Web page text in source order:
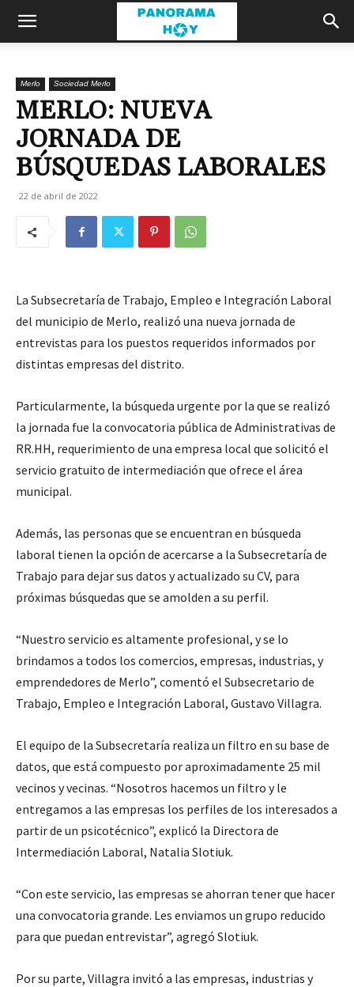
Merlo Sociedad Merlo
MERLO: NUEVA
JORNADA DE
BÚSQUEDAS LABORALES
22 de abril de 2022
La Subsecretaría de Trabajo, Empleo e Integración Laboral
del municipio de Merlo, realizó una nueva jornada de
entrevistas para los puestos requeridos informados por
distintas empresas del distrito.
Particularmente, la búsqueda urgente por la que se realizó
la jornada fue la convocatoria pública de Administrativas de
RR.HH, requerimiento de una empresa local que solicitó el
servicio gratuito de intermediación que ofrece el área
municipal.
Además, las personas que se encuentran en búsqueda
laboral tienen la opción de acercarse a la Subsecretaría de
Trabajo para dejar sus datos y actualizado su CV, para
próximas búsquedas que se amolden a su perfil.
“Nuestro servicio es altamente profesional, y se lo
brindamos a todos los comercios, empresas, industrias, y
emprendedores de Merlo”, comentó el Subsecretario de
Trabajo, Empleo e Integración Laboral, Gustavo Villagra.
El equipo de la Subsecretaría realiza un filtro en su base de
datos, que está compuesto por aproximadamente 25 mil
vecinos y vecinas. “Nosotros hacemos un filtro y le
entregamos a las empresas los perfiles de los interesados a
partir de un psicotécnico”, explicó la Directora de
Intermediación Laboral, Natalia Slotiuk.
“Con este servicio, las empresas se ahorran tener que hacer
una convocatoria grande. Les enviamos un grupo reducido
para que puedan entrevistar”, agregó Slotiuk.
Por su parte, Villagra invitó a las empresas, industrias y